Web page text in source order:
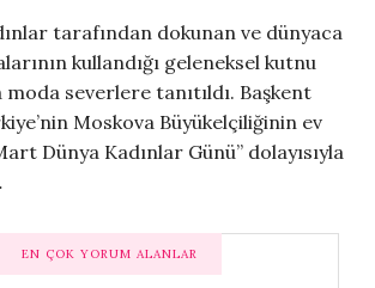
tarafından dokunan ve dünyaca
kullandığı geleneksel kutnu
moda severlere tanıtıldı. Başkent
Moskova Büyükelçiliğinin ev
Dünya Kadınlar Günü” dolayısıyla
EN ÇOK YORUM ALANLAR